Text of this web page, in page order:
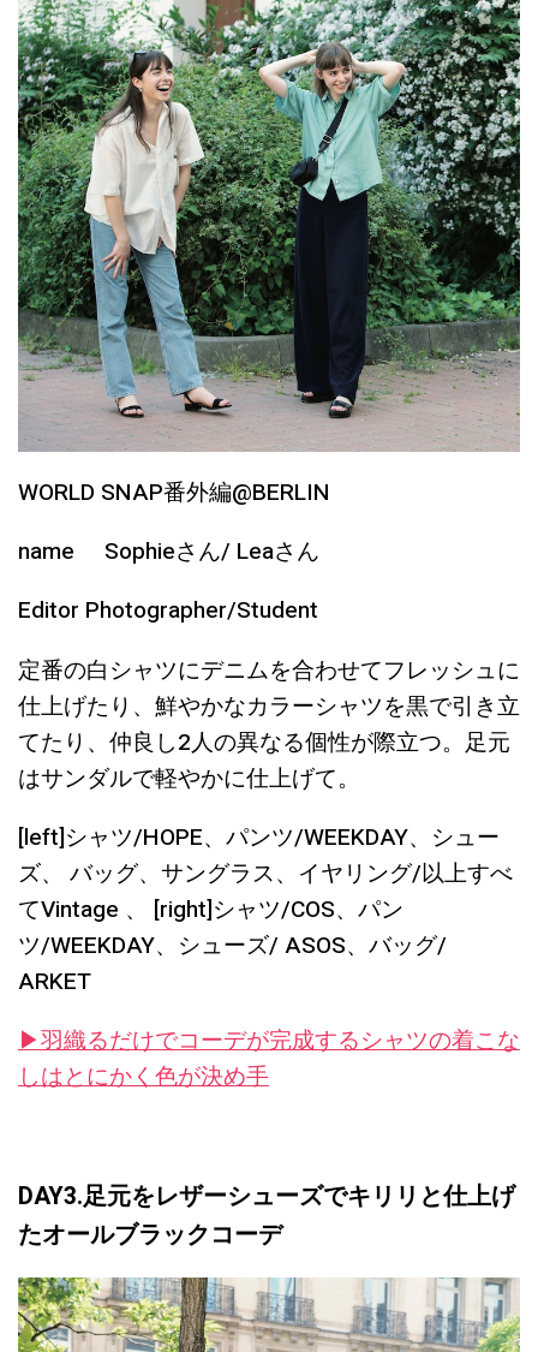
WORLD SNAP番外編@BERLIN
name Sophieさん/ Leaさん
Editor Photographer/Student
定番の白シャツにデニムを合わせてフレッシュに
仕上げたり、鮮やかなカラーシャツを黒で引き立
てたり、仲良し2人の異なる個性が際立つ。足元
はサンダルで軽やかに仕上げて。
[left]シャツ/HOPE、パンツ/WEEKDAY、シュー
ズ、 バッグ、サングラス、イヤリング/以上すべ
てVintage 、 [right]シャツ/COS、パン
ツ/WEEKDAY、シューズ/ ASOS、バッグ/
ARKET
▶︎羽織るだけでコーデが完成するシャツの着こな
しはとにかく色が決め手
DAY3.足元をレザーシューズでキリリと仕上げ
たオールブラックコーデ